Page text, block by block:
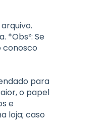
*Obs²: Se
conosco
para
o papel
e
loja; caso